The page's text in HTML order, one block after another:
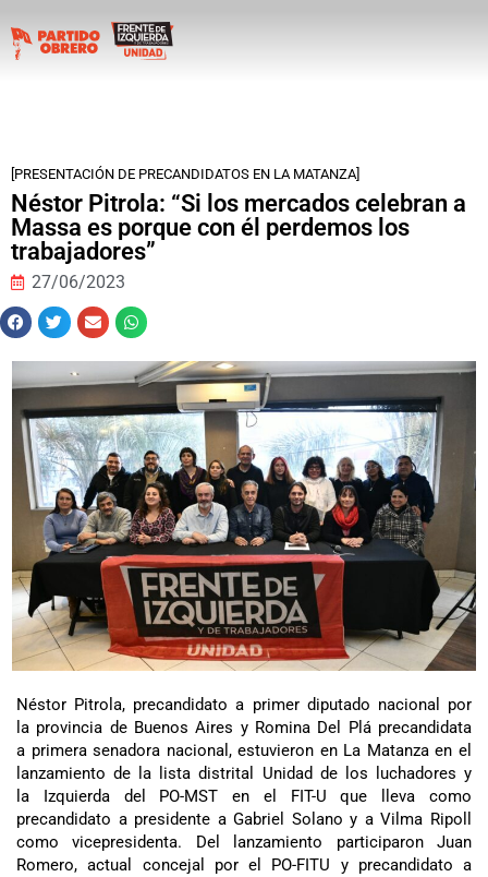
[PRESENTACIÓN DE PRECANDIDATOS EN LA MATANZA]
Néstor Pitrola: “Si los mercados celebran a
Massa es porque con él perdemos los
trabajadores”
27/06/2023
Néstor Pitrola, precandidato a primer diputado nacional por
la provincia de Buenos Aires y Romina Del Plá precandidata
a primera senadora nacional, estuvieron en La Matanza en el
lanzamiento de la lista distrital Unidad de los luchadores y
la Izquierda del PO-MST en el FIT-U que lleva como
precandidato a presidente a Gabriel Solano y a Vilma Ripoll
como vicepresidenta. Del lanzamiento participaron Juan
Romero, actual concejal por el PO-FITU y precandidato a